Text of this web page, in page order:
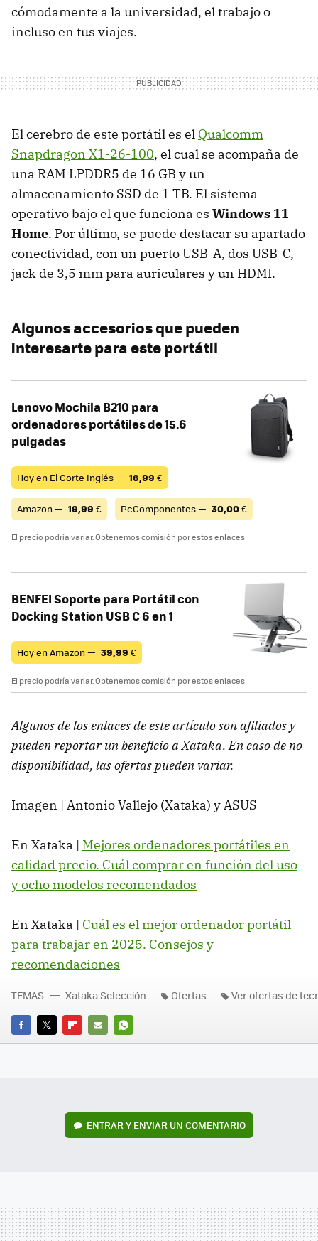
cómodamente a la universidad, el trabajo o
incluso en tus viajes.
El cerebro de este portátil es el Qualcomm
Snapdragon X1-26-100, el cual se acompaña de
una RAM LPDDR5 de 16 GB y un
almacenamiento SSD de 1 TB. El sistema
operativo bajo el que funciona es Windows 11
Home. Por último, se puede destacar su apartado
conectividad, con un puerto USB-A, dos USB-C,
jack de 3,5 mm para auriculares y un HDMI.
Algunos accesorios que pueden
interesarte para este portátil
Lenovo Mochila B210 para
ordenadores portátiles de 15.6
pulgadas
Hoy en El Corte Inglés — 16,99 €
Amazon — 19,99 € PcComponentes — 30,00€
El precio podría variar. Obtenemos comisión por estos enlaces
BENFEI Soporte para Portátil con
Docking Station USB C 6 en 1
Hoy en Amazon — 39,99 €
El precio podría variar. Obtenemos comisión por estos enlaces
Algunos de los enlaces de este artículo son afiliados y
pueden reportar un beneficio a Xataka. En caso de no
disponibilidad, las ofertas pueden variar.
Imagen | Antonio Vallejo (Xataka) y ASUS
En Xataka | Mejores ordenadores portátiles en
calidad precio. Cuál comprar en función del uso
y ocho modelos recomendados
En Xataka | Cuál es el mejor ordenador portátil
para trabajar en 2025. Consejos y
recomendaciones
FACEBOOK
TWITTERFLIPBOARD
E-
WHATSAPP
TEMAS Xataka Selección Ofertas Ver ofertas de
ENTRAR Y ENVIAR UN COMENTARIO